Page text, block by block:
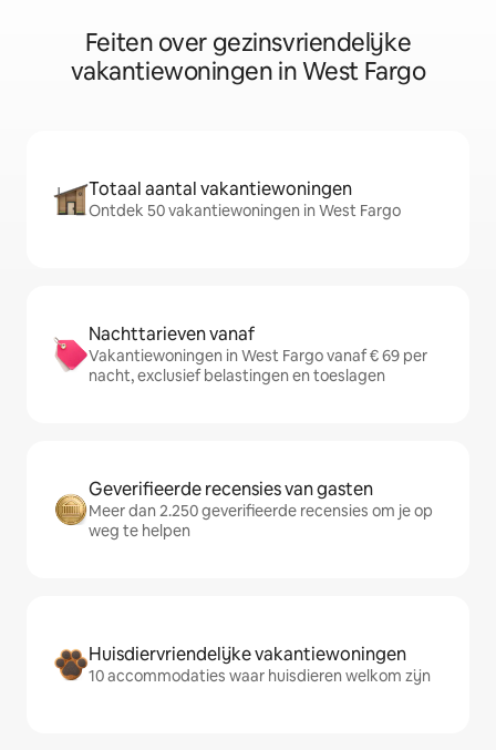
Feiten over gezinsvriendelijke
vakantiewoningen in West Fargo
Totaal aantal vakantiewoningen
Ontdek 50 vakantiewoningen in West Fargo
Nachttarieven vanaf
Vakantiewoningen in West Fargo vanaf € 69 per
nacht, exclusief belastingen en toeslagen
Geverifieerde recensies van gasten
Meer dan 2.250 geverifieerde recensies om je op
weg te helpen
Huisdiervriendelijke vakantiewoningen
10 accommodaties waar huisdieren welkom zijn